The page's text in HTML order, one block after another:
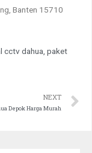
Banten 15710
cctv dahua paket
NEXT
Depok Harga Murah